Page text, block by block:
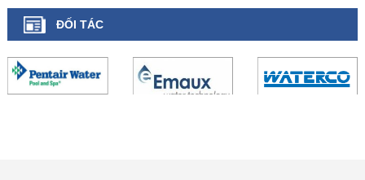
ĐỐI TÁC